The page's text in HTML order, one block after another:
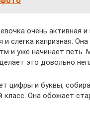
очень активная и
и слегка капризная.
и уже начинает
это довольно
цифры и буквы,
класс. Она обожает